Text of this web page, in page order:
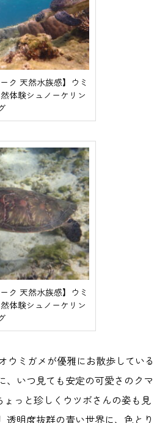
ク 天然水族感】ウミ
体験シュノーケリン
ク 天然水族感】ウミ
体験シュノーケリン
ウミガメが優雅にお散歩している
、いつ見ても安定の可愛さのクマ
ょっと珍しくウツボさんの姿も見
透明度抜群の青い世界に、色とり